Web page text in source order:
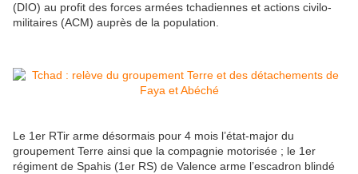
(DIO) au profit des forces armées tchadiennes et actions civilo-
militaires (ACM) auprès de la population.
Le 1er RTir arme désormais pour 4 mois l’état-major du
groupement Terre ainsi que la compagnie motorisée ; le 1er
régiment de Spahis (1er RS) de Valence arme l’escadron blindé